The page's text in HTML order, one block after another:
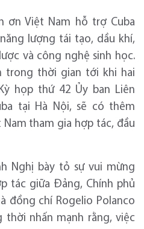
ơn Việt Nam hỗ trợ Cuba
lượng tái tạo, dầu khí,
và công nghệ sinh học.
trong thời gian tới khi hai
họp thứ 42 Ủy ban Liên
tại Hà Nội, sẽ có thêm
tham gia hợp tác, đầu
Nghị bày tỏ sự vui mừng
tác giữa Đảng, Chính phủ
đồng chí Rogelio Polanco
thời nhấn mạnh rằng, việc